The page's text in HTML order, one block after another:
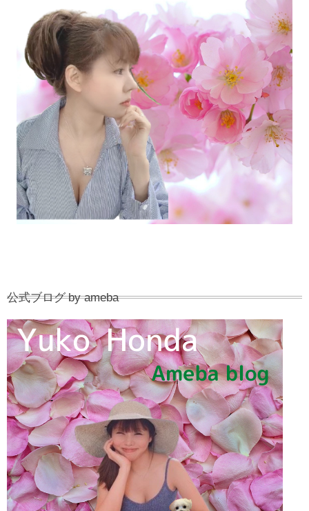
公式ブログ by ameba